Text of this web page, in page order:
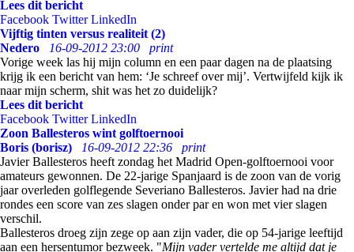
Lees dit bericht
Facebook Twitter LinkedIn
Vijftig tinten versus realiteit (2)
Nedero
16-09-2012 23:00
print
Vorige week las hij mijn column en een paar dagen na de plaatsing
krijg ik een bericht van hem: ‘Je schreef over mij’. Vertwijfeld kijk ik
naar mijn scherm, shit was het zo duidelijk?
Lees dit bericht
Facebook Twitter LinkedIn
Zoon Ballesteros wint golftoernooi
Boris (borisz)
16-09-2012 22:36
print
Javier Ballesteros heeft zondag het Madrid Open-golftoernooi voor
amateurs gewonnen. De 22-jarige Spanjaard is de zoon van de vorig
jaar overleden golflegende Severiano Ballesteros. Javier had na drie
rondes een score van zes slagen onder par en won met vier slagen
verschil.
Ballesteros droeg zijn zege op aan zijn vader, die op 54-jarige leeftijd
aan een hersentumor bezweek. "Mijn vader vertelde me altijd dat je